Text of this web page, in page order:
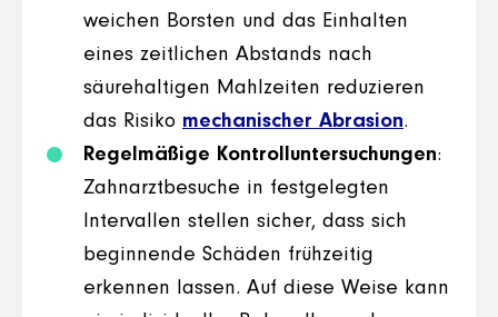
weichen Borsten und das Einhalten
eines zeitlichen Abstands nach
säurehaltigen Mahlzeiten reduzieren
das Risiko mechanischer Abrasion.
Regelmäßige Kontrolluntersuchungen:
Zahnarztbesuche in festgelegten
Intervallen stellen sicher, dass sich
beginnende Schäden frühzeitig
erkennen lassen. Auf diese Weise kann